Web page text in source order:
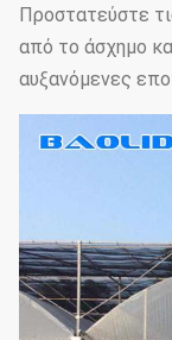
Προστατεύστε
από το άσχημο
αυξανόμενες